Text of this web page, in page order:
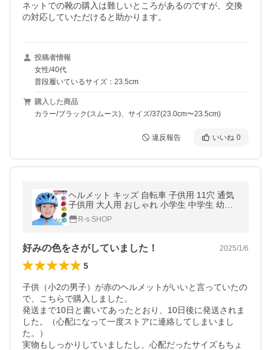
ネットでの靴の購入は難しいところがあるのですが、交換
の対応していただけると助かります。
投稿者情報
女性/40代
普段履いているサイズ：23.5cm
購入した商品
カラー/ブラック(スムース)、サイズ/37(23.0cm〜23.5cm)
違反報告 いいね 0
ヘルメット キッズ 自転車 子供用 11穴 通気
子供用 大人用 おしゃれ 小学生 中学生 幼児
アウトドア ジュニア 軽量 スケボー カジュア
ル R-s SHOP
好みの色をさがしていました！ 2025/1/6
5
子供（小2の男子）が赤のヘルメットがいいと言っていたの
で、こちらで購入しました。
発送まで10日と書いてあったとおり、10日後に発送されま
した。（心配になって一度ストアに連絡してしまいまし
た。）
実物もしっかりしていましたし、心配だったサイズもちょ